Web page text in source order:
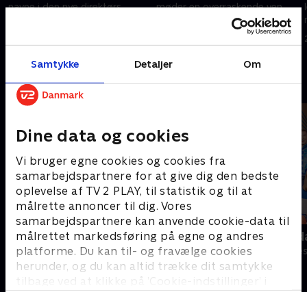
Samtykke Detaljer Om
Dine data og cookies
Vi bruger egne cookies og cookies fra
samarbejdspartnere for at give dig den bedste
oplevelse af TV 2 PLAY, til statistik og til at
målrette annoncer til dig. Vores
samarbejdspartnere kan anvende cookie-data til
målrettet markedsføring på egne og andres
platforme. Du kan til- og fravælge cookies
herunder, og du kan altid trække dit samtykke
tilbage ved at klikke på ’Cookie-indstillinger’ i
navne i den nye direktørs
møder en overraskende ven.
20. september 2022 • 21 min
Andre så også
Anstalten
Komedie • 1 sæsoner
Robssons
Komedie • 1